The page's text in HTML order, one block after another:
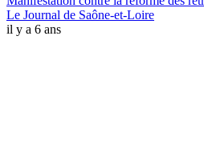
Le Journal de Saône-et-Loire
il y a 6 ans